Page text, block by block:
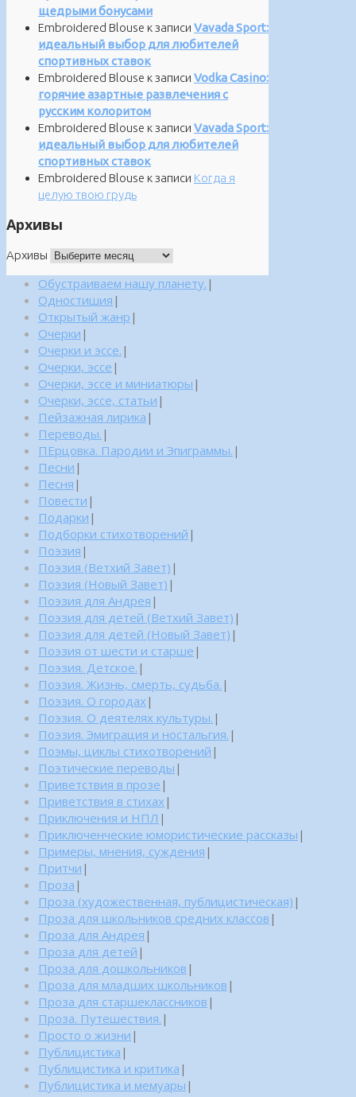
щедрыми бонусами
Embroidered Blouse к записи Vavada Sport:
идеальный выбор для любителей
спортивных ставок
Embroidered Blouse к записи Vodka Casino:
горячие азартные развлечения с
русским колоритом
Embroidered Blouse к записи Vavada Sport:
идеальный выбор для любителей
спортивных ставок
Embroidered Blouse к записи Когда я
целую твою грудь
Архивы
Архивы
Обустраиваем нашу планету. |
Одностишия |
Открытый жанр |
Очерки |
Очерки и эссе. |
Очерки, эссе |
Очерки, эссе и миниатюры |
Очерки, эссе, статьи |
Пейзажная лирика |
Переводы. |
ПЕрцовка. Пародии и Эпиграммы. |
Песни |
Песня |
Повести |
Подарки |
Подборки стихотворений |
Поэзия |
Поэзия (Ветхий Завет) |
Поэзия (Новый Завет) |
Поэзия для Андрея |
Поэзия для детей (Ветхий Завет) |
Поэзия для детей (Новый Завет) |
Поэзия от шести и старше |
Поэзия. Детское. |
Поэзия. Жизнь, смерть, судьба. |
Поэзия. О городах |
Поэзия. О деятелях культуры. |
Поэзия. Эмиграция и ностальгия. |
Поэмы, циклы стихотворений |
Поэтические переводы |
Приветствия в прозе |
Приветствия в стихах |
Приключения и НПЛ |
Приключенческие юмористические рассказы |
Примеры, мнения, суждения |
Притчи |
Проза |
Проза (художественная, публицистическая) |
Проза для школьников средних классов |
Проза для Андрея |
Проза для детей |
Проза для дошкольников |
Проза для младших школьников |
Проза для старшеклассников |
Проза. Путешествия. |
Просто о жизни |
Публицистика |
Публицистика и критика |
Публицистика и мемуары |